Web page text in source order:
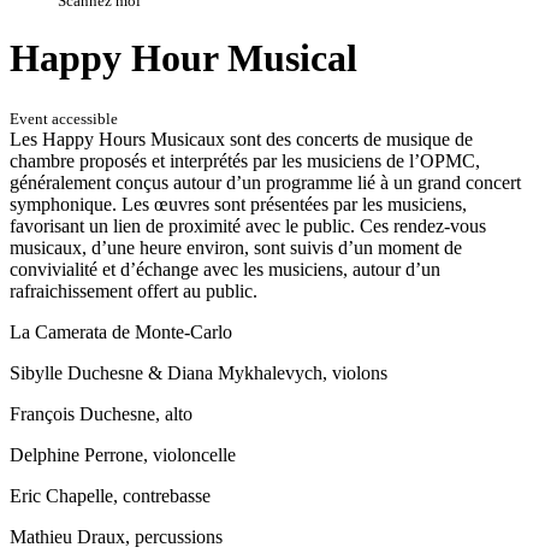
Happy Hour Musical
Event accessible
Les Happy Hours Musicaux sont des concerts de musique de
chambre proposés et interprétés par les musiciens de l’OPMC,
généralement conçus autour d’un programme lié à un grand concert
symphonique. Les œuvres sont présentées par les musiciens,
favorisant un lien de proximité avec le public. Ces rendez-vous
musicaux, d’une heure environ, sont suivis d’un moment de
convivialité et d’échange avec les musiciens, autour d’un
rafraichissement offert au public.
La Camerata de Monte-Carlo
Sibylle Duchesne & Diana Mykhalevych, violons
François Duchesne, alto
Delphine Perrone, violoncelle
Eric Chapelle, contrebasse
Mathieu Draux, percussions